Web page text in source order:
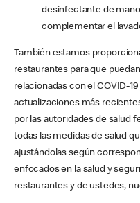
desinfectante de
complementar el
También estamos
restaurantes para que
relacionadas con el COVID-
actualizaciones más
por las autoridades de salud
todas las medidas de salud
ajustándolas según
enfocados en la salud y
restaurantes y de ustedes,